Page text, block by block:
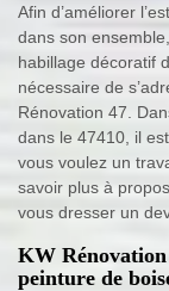
Afin d’améliorer
dans son
habillage décoratif
nécessaire de
Rénovation 47.
dans le 47410, il
vous voulez un
savoir plus à
vous dresser un
KW Rénovation
peinture de